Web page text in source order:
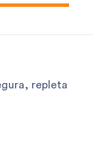
repleta